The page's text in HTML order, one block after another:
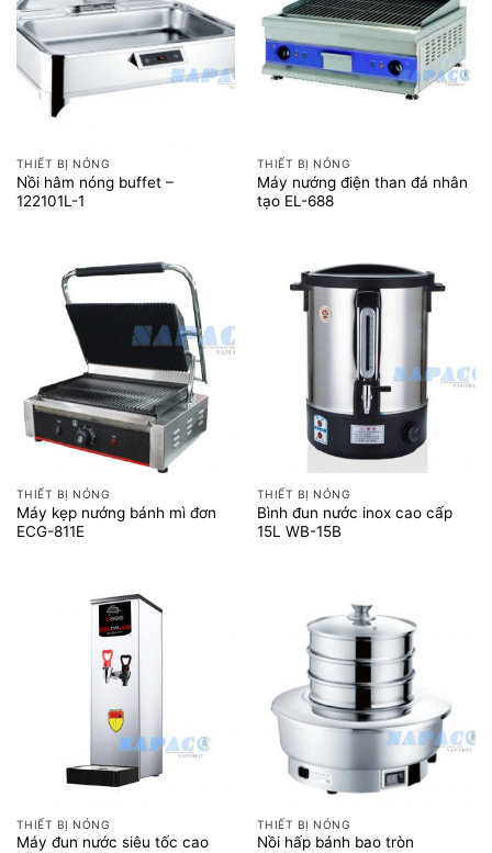
THIẾT BỊ NÓNG
Nồi hâm nóng buffet –
122101L-1
THIẾT BỊ NÓNG
Máy nướng điện than đá nhân
tạo EL-688
THIẾT BỊ NÓNG
Máy kẹp nướng bánh mì đơn
ECG-811E
THIẾT BỊ NÓNG
Bình đun nước inox cao cấp
15L WB-15B
THIẾT BỊ NÓNG
Máy đun nước siêu tốc cao
THIẾT BỊ NÓNG
Nồi hấp bánh bao tròn